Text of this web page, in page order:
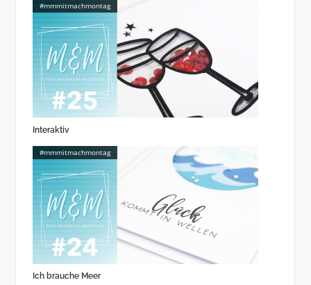
#mmmitmachmontag
Interaktiv
#mmmitmachmontag
Ich brauche Meer